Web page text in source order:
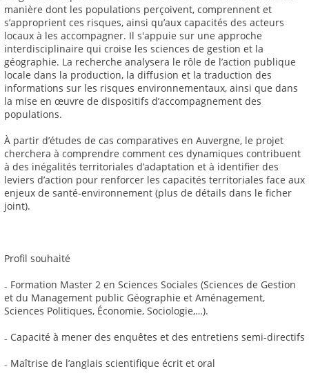
manière dont les populations perçoivent, comprennent et
s’approprient ces risques, ainsi qu’aux capacités des acteurs
locaux à les accompagner. Il s'appuie sur une approche
interdisciplinaire qui croise les sciences de gestion et la
géographie. La recherche analysera le rôle de l’action publique
locale dans la production, la diffusion et la traduction des
informations sur les risques environnementaux, ainsi que dans
la mise en œuvre de dispositifs d’accompagnement des
populations.
À partir d’études de cas comparatives en Auvergne, le projet
cherchera à comprendre comment ces dynamiques contribuent
à des inégalités territoriales d’adaptation et à identifier des
leviers d’action pour renforcer les capacités territoriales face aux
enjeux de santé-environnement (plus de détails dans le ficher
joint).
Profil souhaité
₋ Formation Master 2 en Sciences Sociales (Sciences de Gestion
et du Management public Géographie et Aménagement,
Sciences Politiques, Économie, Sociologie,…).
₋ Capacité à mener des enquêtes et des entretiens semi-directifs
₋ Maîtrise de l’anglais scientifique écrit et oral